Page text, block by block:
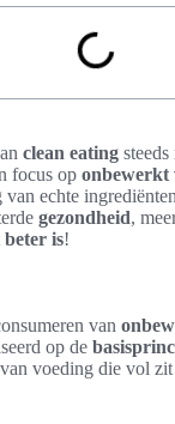
clean eating
focus op onbewerkt
echte
gezondheid,
is!
van
op de
voeding die vol